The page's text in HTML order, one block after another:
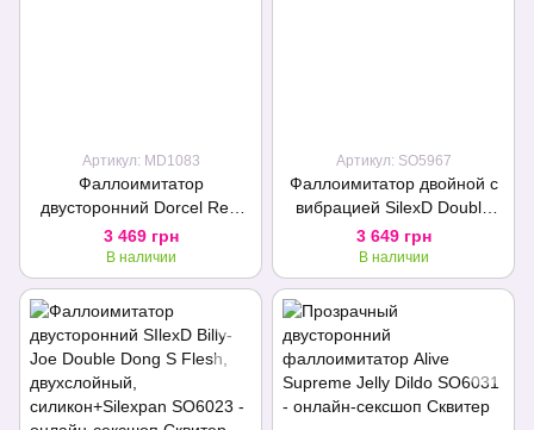
Артикул: MD1083
Фаллоимитатор
двусторонний Dorcel Real
Double Do Black, диаметр
4см, длина 42см
3 469 грн
В наличии
Артикул: SO5967
Фаллоимитатор двойной с
вибрацией SilexD Double
Gusto Flesh Motor (Model 1
size 8" & 7"), двухслойны
3 649 грн
В наличии